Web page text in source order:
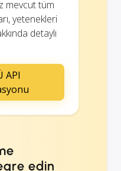
mevcut tüm
yetenekleri
detaylı
API
edin